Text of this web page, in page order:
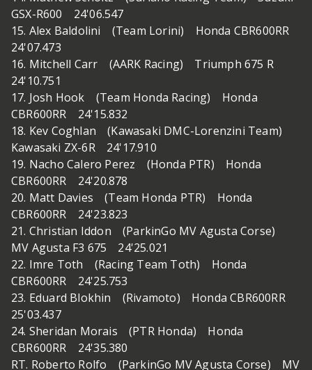
GSX-R600 24'06.547
15. Alex Baldolini (Team Lorini) Honda CBR600RR
24'07.473
16. Mitchell Carr (AARK Racing) Triumph 675 R
24'10.751
17. Josh Hook (Team Honda Racing) Honda
CBR600RR 24'15.832
18. Kev Coghlan (Kawasaki DMC-Lorenzini Team)
Kawasaki ZX-6R 24'17.910
19. Nacho Calero Perez (Honda PTR) Honda
CBR600RR 24'20.878
20. Matt Davies (Team Honda PTR) Honda
CBR600RR 24'23.823
21. Christian Iddon (ParkinGo MV Agusta Corse)
MV Agusta F3 675 24'25.021
22. Imre Toth (Racing Team Toth) Honda
CBR600RR 24'25.753
23. Eduard Blokhin (Rivamoto) Honda CBR600RR
25'03.437
24. Sheridan Morais (PTR Honda) Honda
CBR600RR 24'35.380
RT. Roberto Rolfo (ParkinGo MV Agusta Corse) MV